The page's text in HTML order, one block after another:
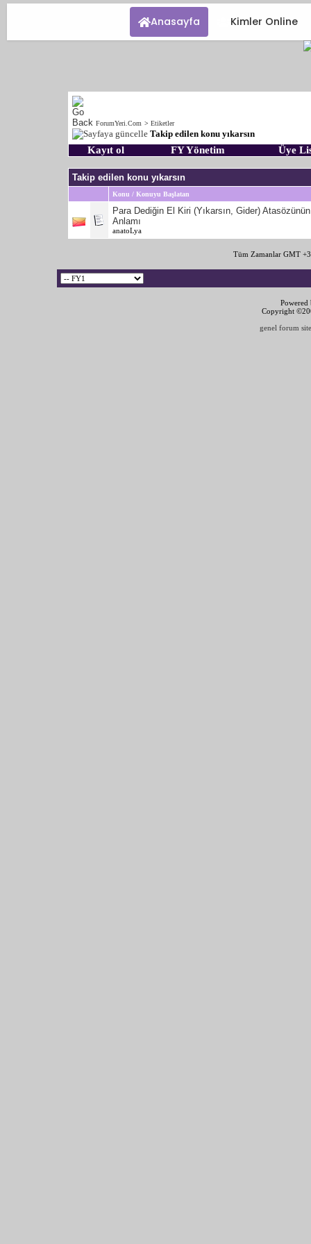
Anasayfa Kimler Online
ForumYeri.Com > Etiketler
Takip edilen konu yıkarsın
Kayıt ol FY Yönetim Üye
Takip edilen konu yıkarsın
Konu / Konuyu Başlatan
Para Dediğin El Kiri (Yıkarsın, Gider) Atasözünün
Anlamı
anatoLya
Tüm Zamanlar GMT
Copyright
genel forum